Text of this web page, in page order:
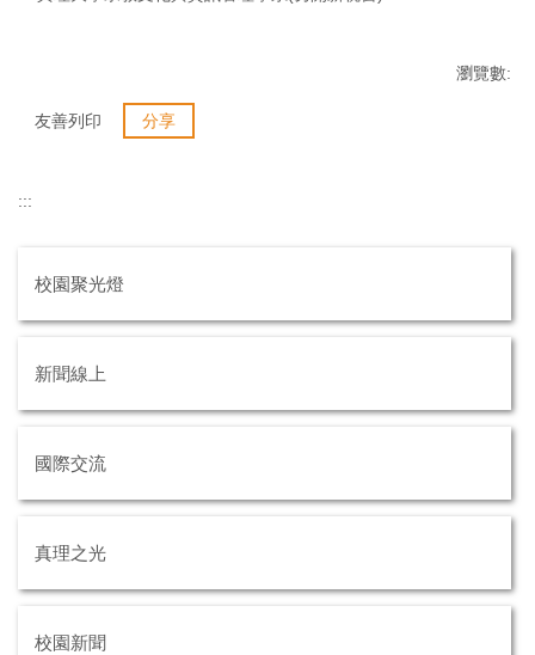
瀏覽數:
友善列印 分享
:::
校園聚光燈
新聞線上
國際交流
真理之光
校園新聞